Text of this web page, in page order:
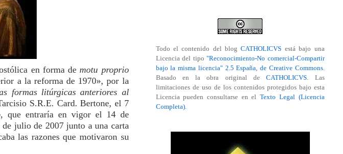
en forma demotu proprio
a la reforma de 1970», por la
formas litúrgicas anteriores al
S.R.E. Card. Bertone, el 7
, que entraría en vigor el 14 de
julio de 2007 junto a una carta
las razones que motivaron su
Todo el contenido del blog CATHOLICVS está bajo una
Licencia del tipo"Reconocimiento-No comercial-Compartir
bajo la misma licencia" 2.5 España, de Creative Commons.
Basado en la obra original deCATHOLICVS. Las
limitaciones de uso de los contenidos protegidos bajo esta
Licencia pueden consultarse en elTexto Legal (Licencia
Completa).